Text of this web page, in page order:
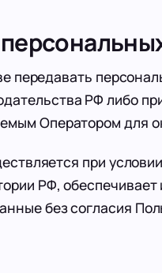
РФ либо
Оператором для
при
РФ,
без согласия